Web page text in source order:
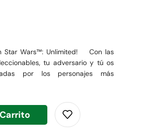
Star Wars™: Unlimited! Con las
tu adversario y tú os
por los personajes más